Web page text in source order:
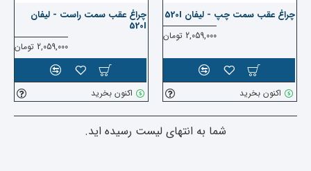
چراغ عقب سمت چپ - لیفان 520I
2,059,000 تومان
اکنون بخرید
چراغ عقب سمت راست - لیفان
520I
2,059,000 تومان
اکنون بخرید
شما به انتهای لیست رسیده اید.